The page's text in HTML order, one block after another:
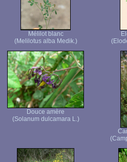
Mélilot blanc
(Melilotus alba Medik.)
Douce amère
(Solanum dulcamara L.)